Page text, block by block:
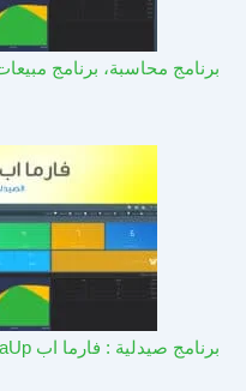
برنامج محاسبة، برنامج
برنامج صيدلية : فارما اب PharmaUp​